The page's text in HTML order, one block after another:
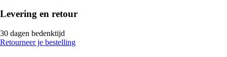
Levering en retour
30 dagen bedenktijd
Retourneer je bestelling